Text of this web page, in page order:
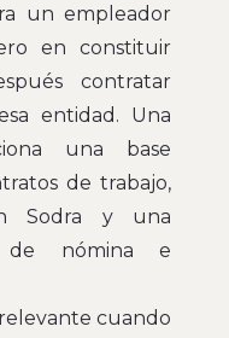
un empleador
en constituir
contratar
entidad. Una
una base
de trabajo,
Sodra y una
de nómina e
cuando